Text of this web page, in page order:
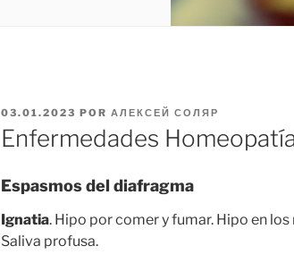
PUBLICADO
EL
03.01.2023 POR АЛЕКСЕЙ СОЛЯР
Enfermedades
Espasmos del diafragma
Ignatia. Hipo por comer y fumar. Hipo en
Saliva profusa.